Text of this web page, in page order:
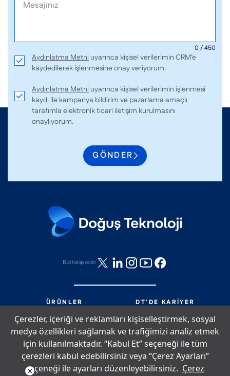
Çerezler, içeriği ve reklamları kişiselleştirmek, sosyal
medya özellikleri sağlamak ve trafiğimizi analiz etmek
için kullanılmaktadır. “Kabul Et” seçeneği ile tüm
çerezleri kabul edebilirsiniz veya “Çerez Ayarları”
seçeneği ile ayarları düzenleyebilirsiniz. Çerez
0 / 450
Aydınlatma Metni uyarınca kişisel verilerimin CRM’e
kaydedilerek işlenmesine onay veriyorum.
Aydınlatma Metni uyarınca kişisel verilerimin işlenmesi
kaydı ile kampanya bildirim ve pazarlama amaçlı
tarafımla elektronik ticari iletişim kurulmasını
onaylıyorum.
GÖNDER
Bizi takip edin
ÜRÜNLER
DT'DE KARIYER
HIZMETLER
DT'DE NELER OLUYOR?
PARTNERLIK
BIZE ULAŞIN
DT'DE YAŞAM
SITE HARITASI
Çerez PolitikasıBilgi Toplumu Hizmetleri Aydınlatma Metni